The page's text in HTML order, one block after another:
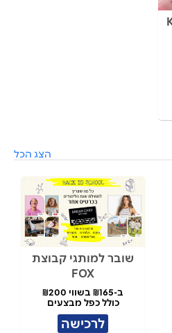
הצג הכל
שובר למותגי קבוצת
FOX
ב-₪165 בשווי ₪200
כולל כפל מבצעים
לרכישה